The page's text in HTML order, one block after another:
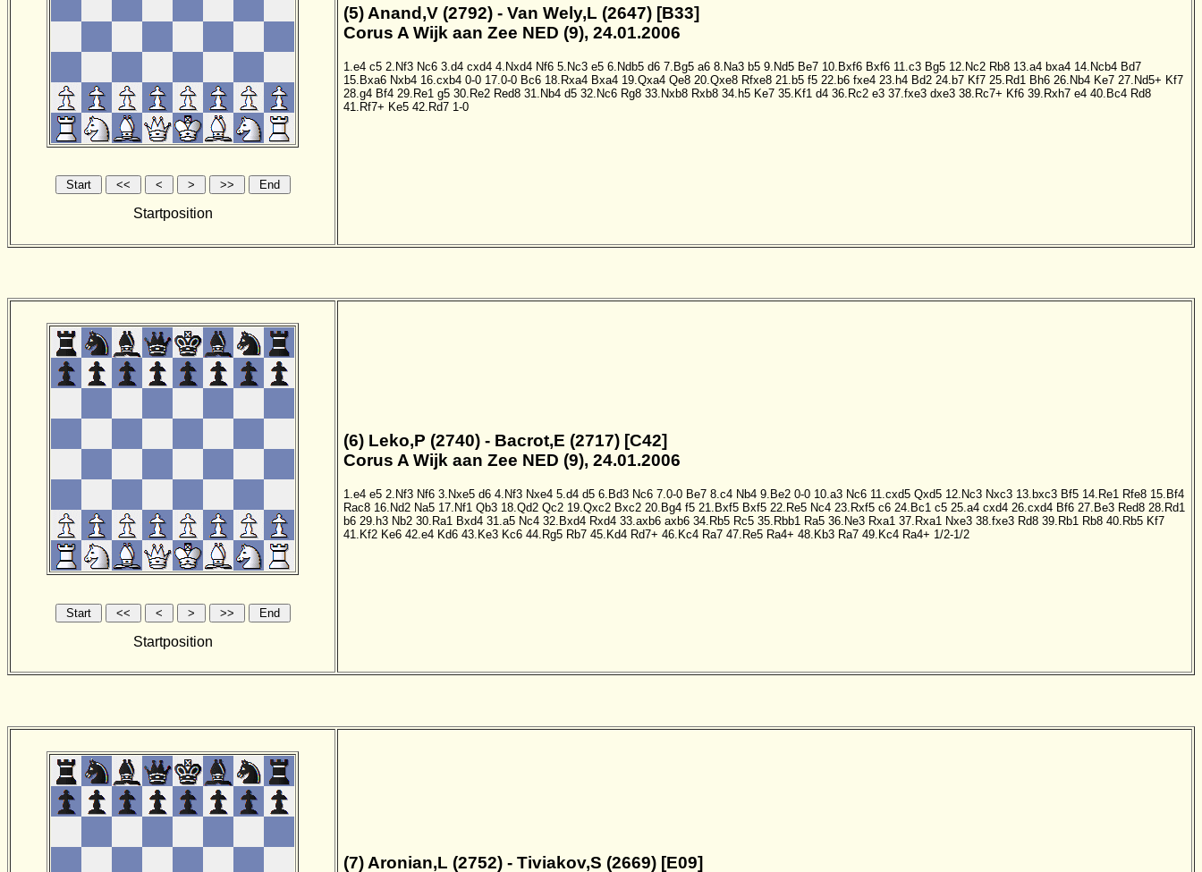
Startposition
(5) Anand,V (2792) - Van Wely,L (2647) [B33]
Corus A Wijk aan Zee NED (9), 24.01.2006
1.e4 c5 2.Nf3 Nc6 3.d4 cxd4 4.Nxd4 Nf6 5.Nc3 e5 6.Ndb5 d6 7.Bg5 a6 8.Na3 b5 9.Nd5 Be7 10.Bxf6 Bxf6 11.c3 Bg5 12.Nc2 Rb8 13.a4 bxa4 14.Ncb4 Bd7
15.Bxa6 Nxb4 16.cxb4 0-0 17.0-0 Bc6 18.Rxa4 Bxa4 19.Qxa4 Qe8 20.Qxe8 Rfxe8 21.b5 f5 22.b6 fxe4 23.h4 Bd2 24.b7 Kf7 25.Rd1 Bh6 26.Nb4 Ke7 27.Nd5+ Kf7
28.g4 Bf4 29.Re1 g5 30.Re2 Red8 31.Nb4 d5 32.Nc6 Rg8 33.Nxb8 Rxb8 34.h5 Ke7 35.Kf1 d4 36.Rc2 e3 37.fxe3 dxe3 38.Rc7+ Kf6 39.Rxh7 e4 40.Bc4 Rd8
41.Rf7+ Ke5 42.Rd7 1-0
Startposition
(6) Leko,P (2740) - Bacrot,E (2717) [C42]
Corus A Wijk aan Zee NED (9), 24.01.2006
1.e4 e5 2.Nf3 Nf6 3.Nxe5 d6 4.Nf3 Nxe4 5.d4 d5 6.Bd3 Nc6 7.0-0 Be7 8.c4 Nb4 9.Be2 0-0 10.a3 Nc6 11.cxd5 Qxd5 12.Nc3 Nxc3 13.bxc3 Bf5 14.Re1 Rfe8 15.Bf4
Rac8 16.Nd2 Na5 17.Nf1 Qb3 18.Qd2 Qc2 19.Qxc2 Bxc2 20.Bg4 f5 21.Bxf5 Bxf5 22.Re5 Nc4 23.Rxf5 c6 24.Bc1 c5 25.a4 cxd4 26.cxd4 Bf6 27.Be3 Red8 28.Rd1
b6 29.h3 Nb2 30.Ra1 Bxd4 31.a5 Nc4 32.Bxd4 Rxd4 33.axb6 axb6 34.Rb5 Rc5 35.Rbb1 Ra5 36.Ne3 Rxa1 37.Rxa1 Nxe3 38.fxe3 Rd8 39.Rb1 Rb8 40.Rb5 Kf7
41.Kf2 Ke6 42.e4 Kd6 43.Ke3 Kc6 44.Rg5 Rb7 45.Kd4 Rd7+ 46.Kc4 Ra7 47.Re5 Ra4+ 48.Kb3 Ra7 49.Kc4 Ra4+ 1/2-1/2
(7) Aronian,L (2752) - Tiviakov,S (2669) [E09]